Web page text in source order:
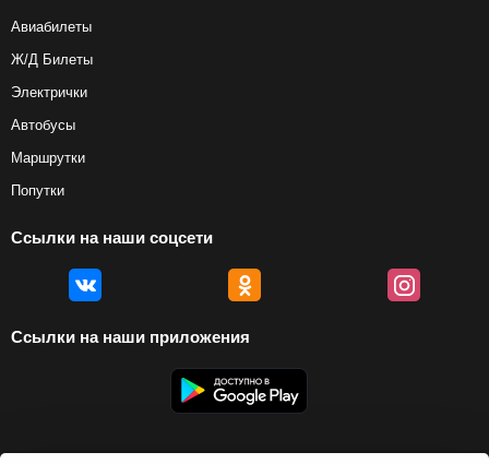
Авиабилеты
Ж/Д Билеты
Электрички
Автобусы
Маршрутки
Попутки
Ссылки на наши соцсети
Ссылки на наши приложения